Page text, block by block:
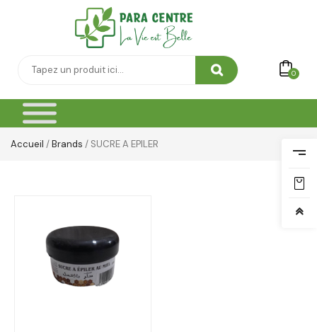
0
Accueil /Brands / SUCRE A EPILER